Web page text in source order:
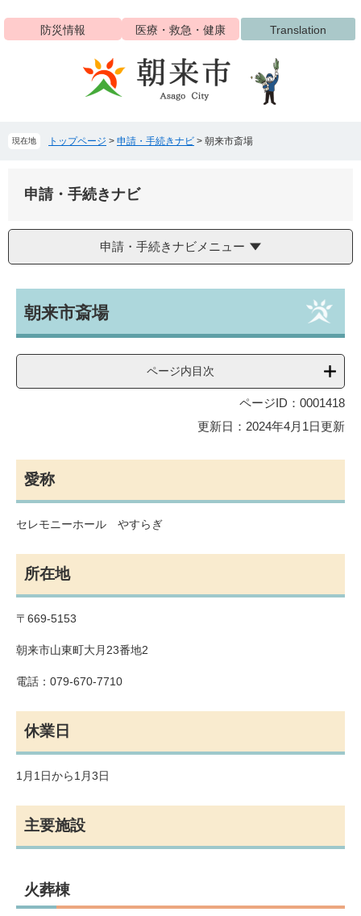
ジ
ュ
防災情報 医療・救急・健康 Translation
現在地 トップページ > 申請・手続きナビ > 朝来市斎場
申請・手続きナビ
申請・手続きナビメニュー
文朝来市斎場
ページ内目次
ページID：0001418
更新日：2024年4月1日更新
愛称
セレモニーホール やすらぎ
所在地
〒669-5153
朝来市山東町大月23番地2
電話：079-670-7710
休業日
1月1日から1月3日
主要施設
火葬棟